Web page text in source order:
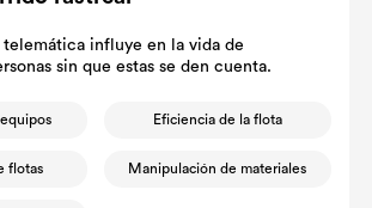
telemática influye en la vida de
sin que estas se den cuenta.
Eficiencia de la flota
flotas Manipulación de materiales